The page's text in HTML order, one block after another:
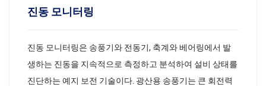
진동 모니터링
진동 모니터링은 송풍기와 전동기, 축계와 베어링에서 발
생하는 진동을 지속적으로 측정하고 분석하여 설비 상태를
진단하는 예지 보전 기술이다. 광산용 송풍기는 큰 회전력